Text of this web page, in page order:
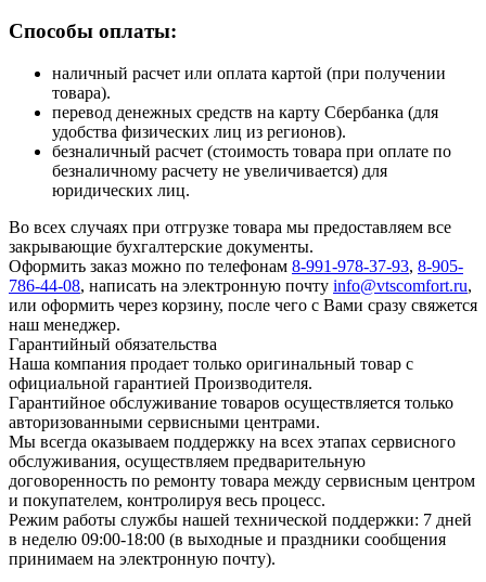
Способы оплаты:
наличный расчет или оплата картой (при получении
товара).
перевод денежных средств на карту Сбербанка (для
удобства физических лиц из регионов).
безналичный расчет (стоимость товара при оплате по
безналичному расчету не увеличивается) для
юридических лиц.
Во всех случаях при отгрузке товара мы предоставляем все
закрывающие бухгалтерские документы.
Оформить заказ можно по телефонам 8-991-978-37-93, 8-905-
786-44-08, написать на электронную почту info@vtscomfort.ru,
или оформить через корзину, после чего с Вами сразу свяжется
наш менеджер.
Гарантийный обязательства
Наша компания продает только оригинальный товар с
официальной гарантией Производителя.
Гарантийное обслуживание товаров осуществляется только
авторизованными сервисными центрами.
Мы всегда оказываем поддержку на всех этапах сервисного
обслуживания, осуществляем предварительную
договоренность по ремонту товара между сервисным центром
и покупателем, контролируя весь процесс.
Режим работы службы нашей технической поддержки: 7 дней
в неделю 09:00-18:00 (в выходные и праздники сообщения
принимаем на электронную почту).